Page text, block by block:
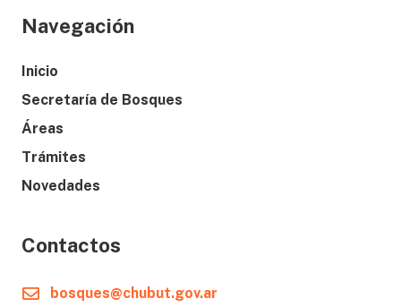
Navegación
Inicio
Secretaría de Bosques
Áreas
Trámites
Novedades
Contactos
bosques@chubut.gov.ar